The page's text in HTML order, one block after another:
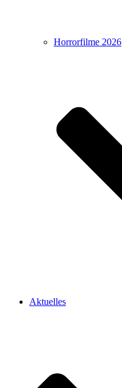
Horrorfilme 2026
Aktuelles